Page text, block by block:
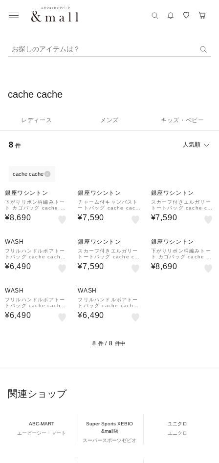
お探しのアイテムは？
cache cache
レディース メンズ キッズ・ベビー
8 件 人気順
cache cache
銀座ワシントン
下がりリボン柄編みトー
ト カゴバッグ cache ca
che 571-1000-05450
¥8,690
銀座ワシントン
チャーム付キャンバスト
ートバッグ cache cach
e 571-1000-06430
¥7,590
銀座ワシントン
スカーフ付きエルガリー
トートバッグ cache cac
he 571-1000-05950
¥7,590
WASH
フリルハンドルボアトー
トバッグ cache cache
571-1000-00440
¥6,490
銀座ワシントン
スカーフ付きエルガリー
トートバッグ cache cac
he 571-1000-05950
¥7,590
銀座ワシントン
下がりリボン柄編みトー
ト カゴバッグ cache ca
che 571-1000-05450
¥8,690
WASH
フリルハンドルボアトー
トバッグ cache cache
571-1000-00440
¥6,490
WASH
フリルハンドルボアトー
トバッグ cache cache
571-1000-00440
¥6,490
8 件 / 8 件中
関連ショップ
ABC-MART
エービーシー・マート
Super Sports XEBIO
&mall店
スーパースポーツゼビオ
ユニクロ
ユニクロ